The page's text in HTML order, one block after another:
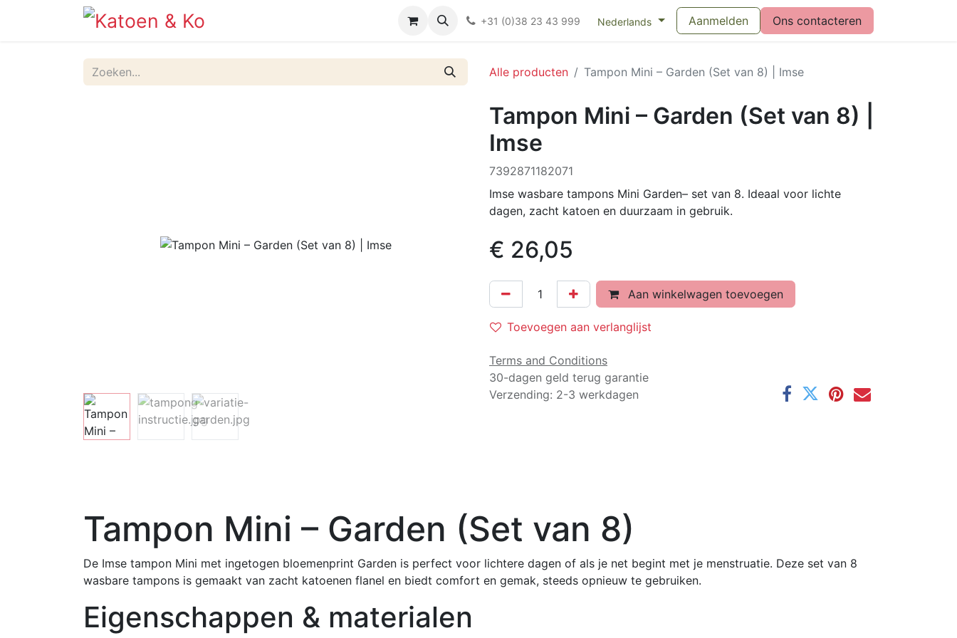
Kieswijzer nacht- en kraamverband Kieswijzer maandverband Vragen over menstruatiecups
+31 (0)38 23 43 999 Nederlands Aanmelden Ons contacteren
Alle producten Tampon Mini – Garden (Set van 8) | Imse
Tampon Mini – Garden (Set van 8) |
Imse
7392871182071
Imse wasbare tampons Mini Garden– set van 8. Ideaal voor lichte
dagen, zacht katoen en duurzaam in gebruik.
€ 26,05
Aan winkelwagen toevoegen
Toevoegen aan verlanglijst
Terms and Conditions
30-dagen geld terug garantie
Verzending: 2-3 werkdagen
Tampon Mini – Garden (Set van 8)
De Imse tampon Mini met ingetogen bloemenprint Garden is perfect voor lichtere dagen of als je net begint met je menstruatie. Deze set van 8
wasbare tampons is gemaakt van zacht katoenen flanel en biedt comfort en gemak, steeds opnieuw te gebruiken.
Eigenschappen & materialen